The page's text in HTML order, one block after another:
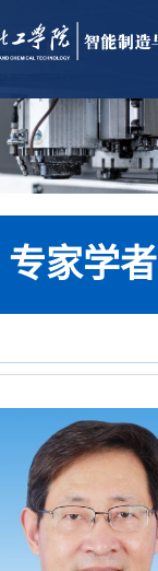
专家学者